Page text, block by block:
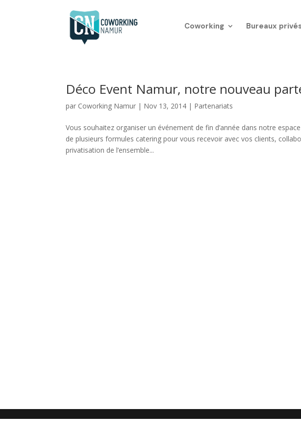
Coworking Bureaux
Déco Event Namur, notre nouveau
par Coworking Namur | Nov 13, 2014 | Partenariats
Vous souhaitez organiser un événement de fin d’année dans notre
de plusieurs formules catering pour vous recevoir avec vos clients,
privatisation de l’ensemble...